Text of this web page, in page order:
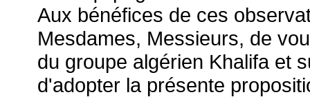
Aux bénéfices de ces
Mesdames, Messieurs, de
du groupe algérien Khalifa et
d'adopter la présente